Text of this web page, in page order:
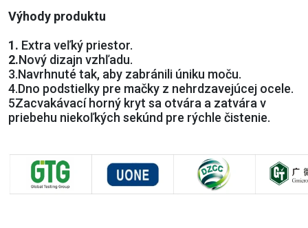
Výhody produktu
1. Extra veľký priestor.
2.Nový dizajn vzhľadu.
3.Navrhnuté tak, aby zabránili úniku moču.
4.Dno podstielky pre mačky z nehrdzavejúcej ocele.
5Zacvakávací horný kryt sa otvára a zatvára v
priebehu niekoľkých sekúnd pre rýchle čistenie.